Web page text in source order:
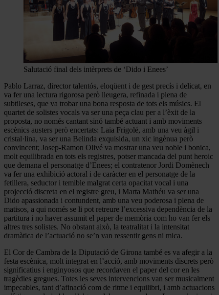
Salutació final dels intèrprets de ‘Dido i Enees’
Pablo Larraz, director talentós, eloqüent i de gest precís i delicat, en
va fer una lectura rigorosa però lleugera, refinada i plena de
subtileses, que va trobar una bona resposta de tots els músics. El
quartet de solistes vocals va ser una peça clau per a l’èxit de la
proposta, no només cantant sinó també actuant i amb moviments
escènics austers però encertats: Laia Frigolé, amb una veu àgil i
cristal·lina, va ser una Belinda exquisida, un xic ingènua però
convincent; Josep-Ramon Olivé va mostrar una veu noble i bonica,
molt equilibrada en tots els registres, potser mancada del punt heroic
que demana el personatge d’Enees; el contratenor Jordi Domènech
va fer una exhibició actoral i de caràcter en el personatge de la
fetillera, seductor i temible malgrat certa opacitat vocal i una
projecció discreta en el registre greu, i Marta Mathéu va ser una
Dido apassionada i contundent, amb una veu poderosa i plena de
matisos, a qui només se li pot retreure l’excessiva dependència de la
partitura i no haver assumit el paper de memòria com ho van fer els
altres tres solistes. No obstant això, la teatralitat i la intensitat
dramàtica de l’actuació no se’n van ressentir gens ni mica.
El Cor de Cambra de la Diputació de Girona també es va afegir a la
festa escènica, molt integrat en l’acció, amb moviments discrets però
significatius i enginyosos que recordaven el paper del cor en les
tragèdies gregues. Totes les seves intervencions van ser musicalment
impecables, tant d’afinació com de ritme i equilibri, i amb actuacions